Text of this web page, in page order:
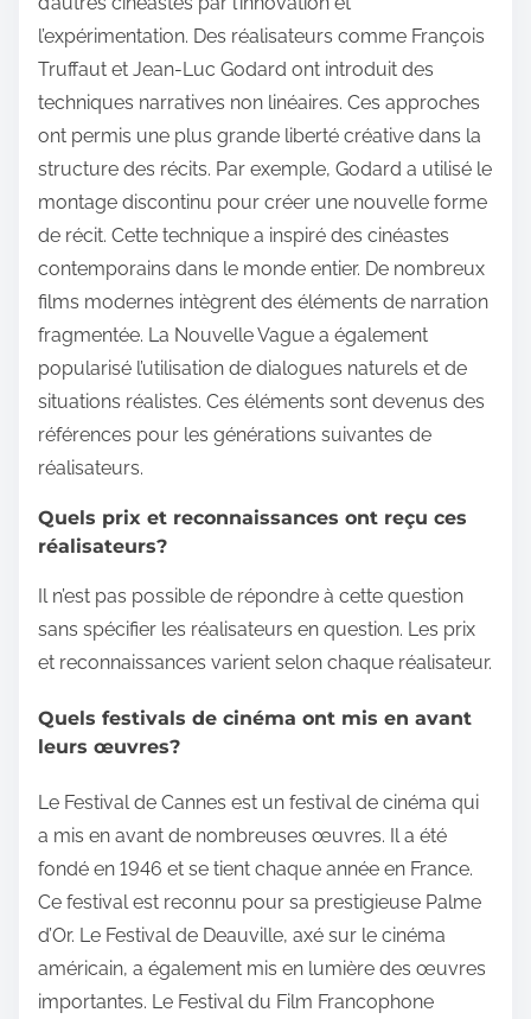
l’expérimentation. Des réalisateurs comme François
Truffaut et Jean-Luc Godard ont introduit des
techniques narratives non linéaires. Ces approches
ont permis une plus grande liberté créative dans la
structure des récits. Par exemple, Godard a utilisé le
montage discontinu pour créer une nouvelle forme
de récit. Cette technique a inspiré des cinéastes
contemporains dans le monde entier. De nombreux
films modernes intègrent des éléments de narration
fragmentée. La Nouvelle Vague a également
popularisé l’utilisation de dialogues naturels et de
situations réalistes. Ces éléments sont devenus des
références pour les générations suivantes de
réalisateurs.
Quels prix et reconnaissances ont reçu ces
réalisateurs?
Il n’est pas possible de répondre à cette question
sans spécifier les réalisateurs en question. Les prix
et reconnaissances varient selon chaque réalisateur.
Quels festivals de cinéma ont mis en avant
leurs œuvres?
Le Festival de Cannes est un festival de cinéma qui
a mis en avant de nombreuses œuvres. Il a été
fondé en 1946 et se tient chaque année en France.
Ce festival est reconnu pour sa prestigieuse Palme
d’Or. Le Festival de Deauville, axé sur le cinéma
américain, a également mis en lumière des œuvres
importantes. Le Festival du Film Francophone